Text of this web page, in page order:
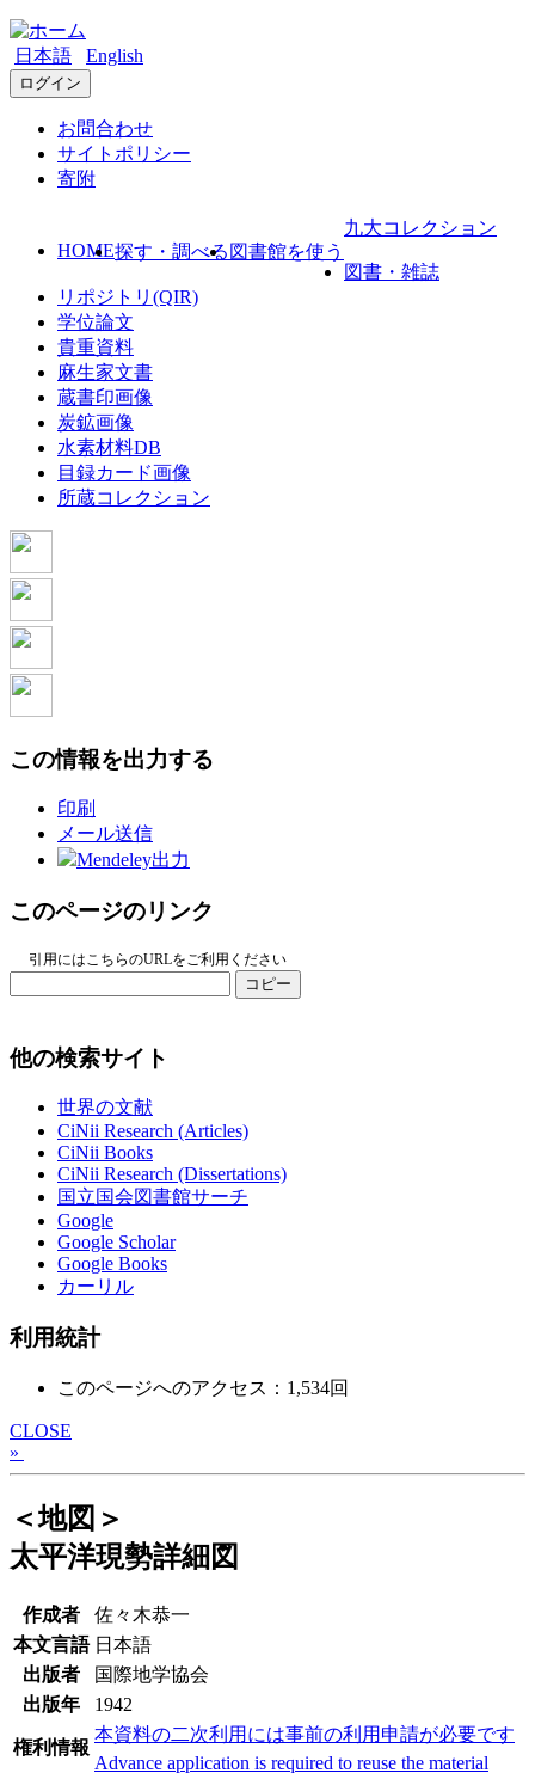
日本語 English
ログイン
お問合わせ
サイトポリシー
寄附
HOME探す・調べる 図書館を使う
九大コレクション
図書・雑誌
リポジトリ(QIR)
学位論文
貴重資料
麻生家文書
蔵書印画像
炭鉱画像
水素材料DB
目録カード画像
所蔵コレクション
この情報を出力する
印刷
メール送信
Mendeley出力
このページのリンク
引用にはこちらのURLをご利用ください
コピー
他の検索サイト
世界の文献
CiNii Research (Articles)
CiNii Books
CiNii Research (Dissertations)
国立国会図書館サーチ
Google
Google Scholar
Google Books
カーリル
利用統計
このページへのアクセス：1,534回
CLOSE
»
＜地図＞
太平洋現勢詳細図
作成者
佐々木恭一
本文言語 日本語
出版者
国際地学協会
出版年
1942
権利情報
本資料の二次利用には事前の利用申請が必要です
Advance application is required to reuse the material